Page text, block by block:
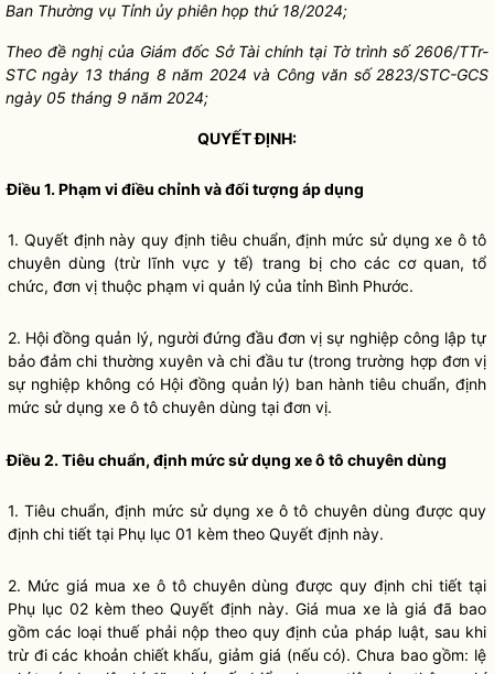
Ban Thường vụ Tỉnh ủy phiên họp thứ 18/2024;
Theo đề nghị của Giám đốc Sở Tài chính tại Tờ trình số 2606/TTr-
STC ngày 13 tháng 8 năm 2024 và Công văn số 2823/STC-GCS
ngày 05 tháng 9 năm 2024;
QUYẾT ĐỊNH:
Điều 1. Phạm vi điều chỉnh và đối tượng áp dụng
1. Quyết định này quy định tiêu chuẩn, định mức sử dụng xe ô tô
chuyên dùng (trừ lĩnh vực y tế) trang bị cho các cơ quan, tổ
chức, đơn vị thuộc phạm vi quản lý của tỉnh Bình Phước.
2. Hội đồng quản lý, người đứng đầu đơn vị sự nghiệp công lập tự
bảo đảm chi thường xuyên và chi đầu tư (trong trường hợp đơn vị
sự nghiệp không có Hội đồng quản lý) ban hành tiêu chuẩn, định
mức sử dụng xe ô tô chuyên dùng tại đơn vị.
Điều 2. Tiêu chuẩn, định mức sử dụng xe ô tô chuyên dùng
1. Tiêu chuẩn, định mức sử dụng xe ô tô chuyên dùng được quy
định chi tiết tại Phụ lục 01 kèm theo Quyết định này.
2. Mức giá mua xe ô tô chuyên dùng được quy định chi tiết tại
Phụ lục 02 kèm theo Quyết định này. Giá mua xe là giá đã bao
gồm các loại thuế phải nộp theo quy định của pháp luật, sau khi
trừ đi các khoản chiết khấu, giảm giá (nếu có). Chưa bao gồm: lệ